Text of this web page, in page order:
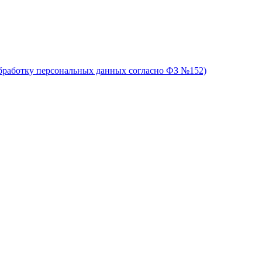
персональных данных согласно ФЗ №152)